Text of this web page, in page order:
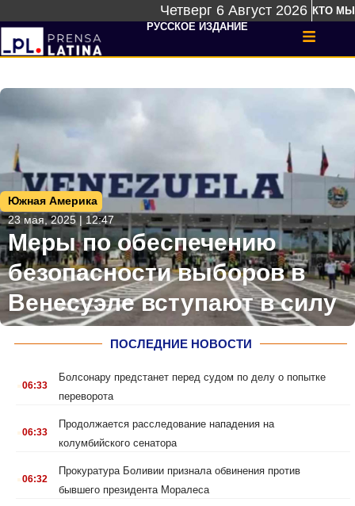
Четверг 6 Август 2026 КТО МЫ
РУССКОЕ ИЗДАНИЕ
Южная Америка
23 мая, 2025 | 12:47
Меры по обеспечению
безопасности выборов в
Венесуэле вступают в силу
ПОСЛЕДНИЕ НОВОСТИ
.06:33
Болсонару предстанет перед судом по делу о попытке
переворота
.06:33
Продолжается расследование нападения на
колумбийского сенатора
.06:32
Прокуратура Боливии признала обвинения против
бывшего президента Моралеса